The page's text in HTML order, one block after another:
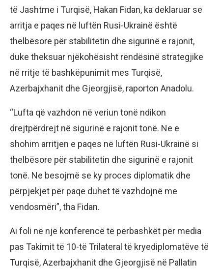
të Jashtme i Turqisë, Hakan Fidan, ka deklaruar se
arritja e paqes në luftën Rusi-Ukrainë është
thelbësore për stabilitetin dhe sigurinë e rajonit,
duke theksuar njëkohësisht rëndësinë strategjike
në rritje të bashkëpunimit mes Turqisë,
Azerbajxhanit dhe Gjeorgjisë, raporton Anadolu.
“Lufta që vazhdon në veriun tonë ndikon
drejtpërdrejt në sigurinë e rajonit tonë. Ne e
shohim arritjen e paqes në luftën Rusi-Ukrainë si
thelbësore për stabilitetin dhe sigurinë e rajonit
tonë. Ne besojmë se ky proces diplomatik dhe
përpjekjet për paqe duhet të vazhdojnë me
vendosmëri”, tha Fidan.
Ai foli në një konferencë të përbashkët për media
pas Takimit të 10-të Trilateral të kryediplomatëve të
Turqisë, Azerbajxhanit dhe Gjeorgjisë në Pallatin